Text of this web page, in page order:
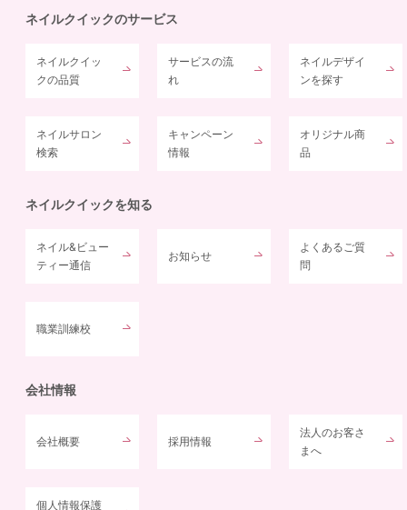
ネイルクイックのサービス
ネイルクイッ
クの品質
サービスの流
れ
ネイルデザイ
ンを探す
ネイルサロン
検索
キャンペーン
情報
オリジナル商
品
ネイルクイックを知る
ネイル&ビュー
ティー通信
お知らせ
よくあるご質
問
職業訓練校
会社情報
会社概要 採用情報
法人のお客さ
まへ
個人情報保護